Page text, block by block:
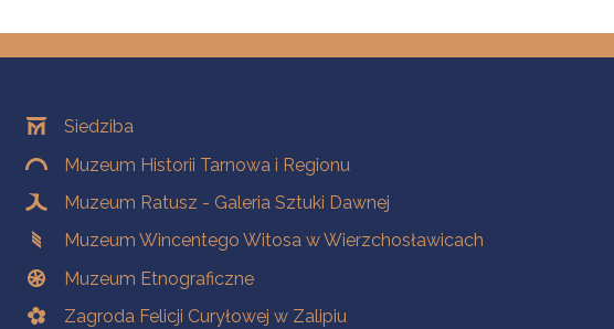
OddziałySiedziba
Muzeum Historii Tarnowa i Regionu
Muzeum Ratusz - Galeria Sztuki Dawnej
Muzeum Wincentego Witosa w Wierzchosławicach
Muzeum Etnograficzne
Zagroda Felicji Curyłowej w Zalipiu